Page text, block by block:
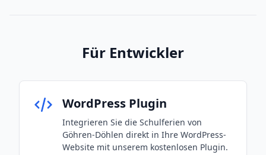
Für Entwickler
WordPress Plugin
Integrieren Sie die Schulferien von
Göhren-Döhlen direkt in Ihre WordPress-
Website mit unserem kostenlosen Plugin.